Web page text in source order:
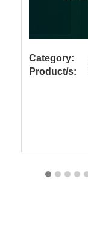
Category:
Product/s: